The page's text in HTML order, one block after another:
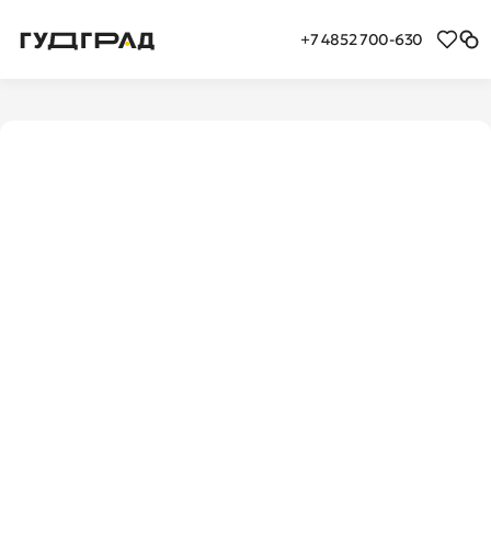
+7 4852 700-630